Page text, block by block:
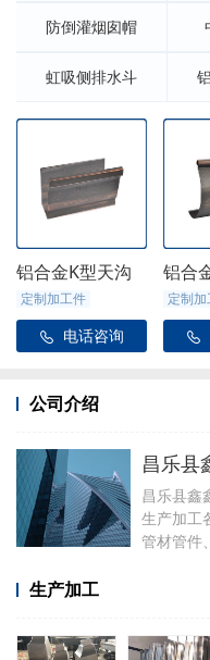
防倒灌烟囱帽
虹吸侧排水斗
铝合金K型天沟
定制加工件
 电话咨询
铝合
定制

公司介绍
昌乐县
昌乐县鑫
生产加工
管材管件
件、金属
雨水斗、
生产加工